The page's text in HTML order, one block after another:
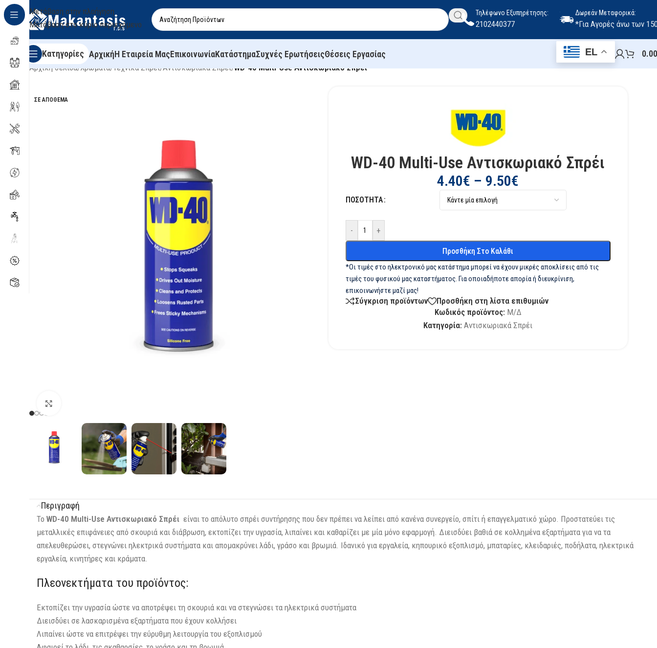
Μετάβαση στην πλοήγηση
Μετάβαση στο κύριο περιεχόμενο
Τηλέφωνο Εξυπηρέτησης:
2102440377
Δωρεάν Μεταφορικά:
*Για Αγορές άνω των
Κατηγορίες ΑρχικήΗ Εταιρεία ΜαςΕπικοινωνίαΚατάστημαΣυχνές ΕρωτήσειςΘέσεις Εργασίας EL 0.00
Αρχική σελίδα/Χρώματα/Τεχνικά Σπρέι/Αντισκωριακά Σπρέι/WD-40 Multi-Use Αντισκωριακό Σπρέι
ΣΕ ΑΠΌΘΕΜΑ
WD-40 Multi-Use Αντισκωριακό Σπρέι
4.40€ – 9.50€
ΠΟΣΌΤΗΤΑ
- +
Προσθήκη Στο Καλάθι
*Οι τιμές στο ηλεκτρονικό μας κατάστημα μπορεί να έχουν μικρές αποκλίσεις από τις
τιμές του φυσικού μας καταστήματος. Για οποιαδήποτε απορία ή διευκρίνιση,
επικοινωνήστε μαζί μας!
Σύγκριση προϊόντων
Προσθήκη στη λίστα επιθυμιών
Κωδικός προϊόντος: Μ/Δ
Κατηγορία: Αντισκωριακά Σπρέι
Περιγραφή
Το WD-40 Multi-Use Αντισκωριακό Σπρέι είναι το απόλυτο σπρέι συντήρησης που δεν πρέπει να λείπει από κανένα συνεργείο, σπίτι ή επαγγελματικό χώρο. Προστατεύει τις
μεταλλικές επιφάνειες από σκουριά και διάβρωση, εκτοπίζει την υγρασία, λιπαίνει και καθαρίζει με μία μόνο εφαρμογή. Διεισδύει βαθιά σε κολλημένα εξαρτήματα για να τα
απελευθερώσει, στεγνώνει ηλεκτρικά συστήματα και απομακρύνει λάδι, γράσο και βρωμιά. Ιδανικό για εργαλεία, κηπουρικό εξοπλισμό, μπαταρίες, κλειδαριές, ποδήλατα, ηλεκτρικά
εργαλεία, κινητήρες και κράματα.
Πλεονεκτήματα του προϊόντος:
Εκτοπίζει την υγρασία ώστε να αποτρέψει τη σκουριά και να στεγνώσει τα ηλεκτρικά συστήματα
Διεισδύει σε λασκαρισμένα εξαρτήματα που έχουν κολλήσει
Λιπαίνει ώστε να επιτρέψει την εύρυθμη λειτουργία του εξοπλισμού